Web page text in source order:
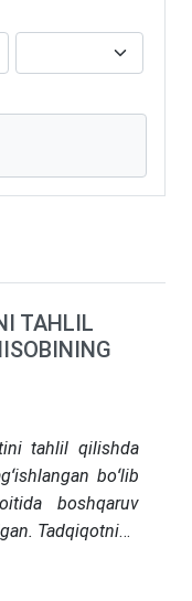
TAHLIL
tahlil qilishda
boʻlib
boshqaruv
Tadqiqotning
biri